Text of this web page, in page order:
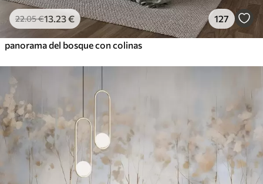
22.05€13 .23€ 127
panorama del bosque con colinas